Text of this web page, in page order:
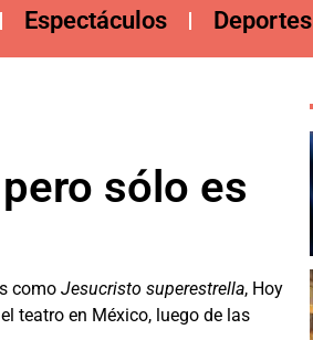
Espectáculos Deportes
sólo es
como Jesucristo superestrella, Hoy
teatro en México, luego de las